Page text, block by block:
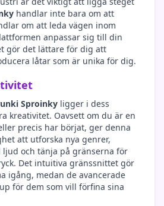
handlar inte bara om att
om att leda vägen inom
anpassar sig till din
gör det lättare för dig att
låtar som är unika för dig.
Sproinky ligger i dess
kreativitet. Oavsett om du är en
precis har börjat, ger denna
att utforska nya genrer,
och tänja på gränserna för
Det intuitiva gränssnittet gör
igång, medan de avancerade
för dem som vill förfina sina